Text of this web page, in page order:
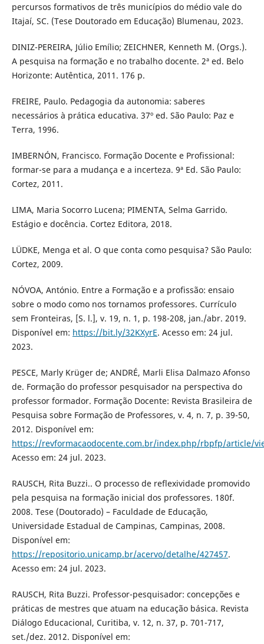
percursos formativos de três municípios do médio vale do
Itajaí, SC. (Tese Doutorado em Educação) Blumenau, 2023.
DINIZ-PEREIRA, Júlio Emílio; ZEICHNER, Kenneth M. (Orgs.).
A pesquisa na formação e no trabalho docente. 2ª ed. Belo
Horizonte: Autêntica, 2011. 176 p.
FREIRE, Paulo. Pedagogia da autonomia: saberes
necessários à prática educativa. 37º ed. São Paulo: Paz e
Terra, 1996.
IMBERNÓN, Francisco. Formação Docente e Profissional:
formar-se para a mudança e a incerteza. 9ª Ed. São Paulo:
Cortez, 2011.
LIMA, Maria Socorro Lucena; PIMENTA, Selma Garrido.
Estágio e docência. Cortez Editora, 2018.
LÜDKE, Menga et al. O que conta como pesquisa? São Paulo:
Cortez, 2009.
NÓVOA, António. Entre a Formação e a profissão: ensaio
sobre o modo como nos tornamos professores. Currículo
sem Fronteiras, [S. l.], v. 19, n. 1, p. 198-208, jan./abr. 2019.
Disponível em: https://bit.ly/32KXyrE. Acesso em: 24 jul.
2023.
PESCE, Marly Krüger de; ANDRÉ, Marli Elisa Dalmazo Afonso
de. Formação do professor pesquisador na perspectiva do
professor formador. Formação Docente: Revista Brasileira de
Pesquisa sobre Formação de Professores, v. 4, n. 7, p. 39-50,
2012. Disponível em:
https://revformacaodocente.com.br/index.php/rbpfp/article/
Acesso em: 24 jul. 2023.
RAUSCH, Rita Buzzi.. O processo de reflexividade promovido
pela pesquisa na formação inicial dos professores. 180f.
2008. Tese (Doutorado) – Faculdade de Educação,
Universidade Estadual de Campinas, Campinas, 2008.
Disponível em:
https://repositorio.unicamp.br/acervo/detalhe/427457.
Acesso em: 24 jul. 2023.
RAUSCH, Rita Buzzi. Professor-pesquisador: concepções e
práticas de mestres que atuam na educação básica. Revista
Diálogo Educacional, Curitiba, v. 12, n. 37, p. 701-717,
set./dez. 2012. Disponível em: